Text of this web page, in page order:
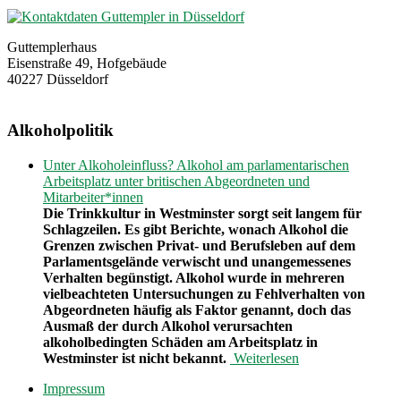
Guttemplerhaus
Eisenstraße 49, Hofgebäude
40227 Düsseldorf
Alkoholpolitik
Unter Alkoholeinfluss? Alkohol am parlamentarischen
Arbeitsplatz unter britischen Abgeordneten und
Mitarbeiter*innen
Die Trinkkultur in Westminster sorgt seit langem für
Schlagzeilen. Es gibt Berichte, wonach Alkohol die
Grenzen zwischen Privat- und Berufsleben auf dem
Parlamentsgelände verwischt und unangemessenes
Verhalten begünstigt. Alkohol wurde in mehreren
vielbeachteten Untersuchungen zu Fehlverhalten von
Abgeordneten häufig als Faktor genannt, doch das
Ausmaß der durch Alkohol verursachten
alkoholbedingten Schäden am Arbeitsplatz in
Westminster ist nicht bekannt. Weiterlesen
Impressum